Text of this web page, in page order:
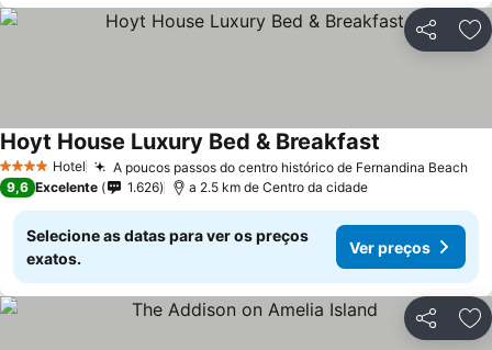
Partilhar
4 EstrelasHotel A poucos passos do centro histórico de Fernandina Beach
Hoyt House Luxury Bed & Breakfast
9,6 Excelente 1.626 a 2.5 km de Centro da cidade
Selecione as datas para ver os preços
exatos.
Ver preços
Partilhar